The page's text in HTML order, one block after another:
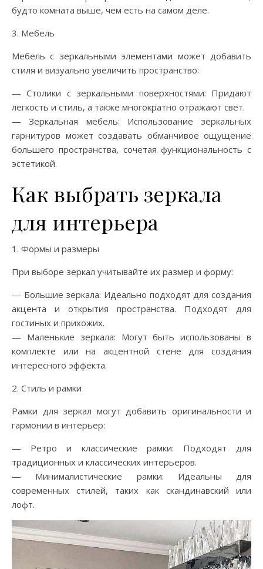
будто комната выше, чем есть на самом деле.
3. Мебель
Мебель с зеркальными элементами может добавить
стиля и визуально увеличить пространство:
— Столики с зеркальными поверхностями: Придают
легкость и стиль, а также многократно отражают свет.
— Зеркальная мебель: Использование зеркальных
гарнитуров может создавать обманчивое ощущение
большего пространства, сочетая функциональность с
эстетикой.
Как выбрать зеркала
для интерьера
1. Формы и размеры
При выборе зеркал учитывайте их размер и форму:
— Большие зеркала: Идеально подходят для создания
акцента и открытия пространства. Подходят для
гостиных и прихожих.
— Маленькие зеркала: Могут быть использованы в
комплекте или на акцентной стене для создания
интересного эффекта.
2. Стиль и рамки
Рамки для зеркал могут добавить оригинальности и
гармонии в интерьер:
— Ретро и классические рамки: Подходят для
традиционных и классических интерьеров.
— Минималистические рамки: Идеальны для
современных стилей, таких как скандинавский или
лофт.